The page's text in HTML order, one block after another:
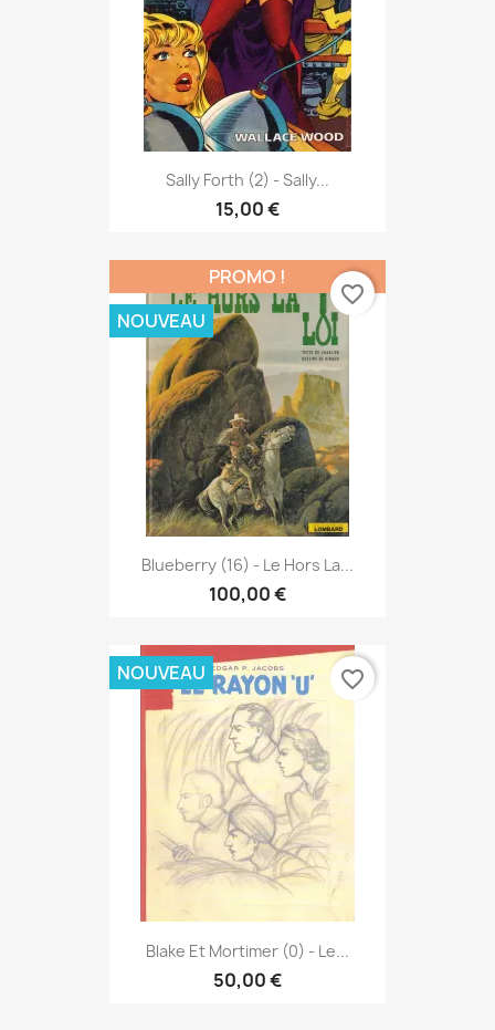
Sally Forth (2) - Sally...
15,00 €
Blueberry (16) - Le Hors La...
100,00 €
PROMO !
NOUVEAU
favorite_border
Blake Et Mortimer (0) - Le...
50,00 €
NOUVEAU favorite_border